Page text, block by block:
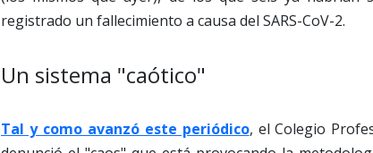
registrado un fallecimiento a causa del SARS-CoV-2.
Un sistema "caótico"
Tal y como avanzó este periódico, el Colegio